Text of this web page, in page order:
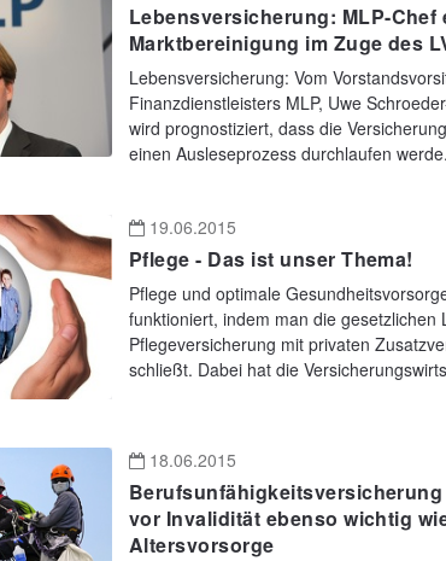
Lebensversicherung: MLP-Chef
Marktbereinigung im Zuge des
Lebensversicherung: Vom
Finanzdienstleisters MLP, Uwe
wird prognostiziert, dass die
einen Ausleseprozess durchlaufen
19.06.2015
Pflege - Das ist unser Thema!
Pflege und optimale
funktioniert, indem man die gesetzlichen
Pflegeversicherung mit privaten
schließt. Dabei hat die
18.06.2015
Berufsunfähigkeitsversicherung
vor Invalidität ebenso wichtig
Altersvorsorge